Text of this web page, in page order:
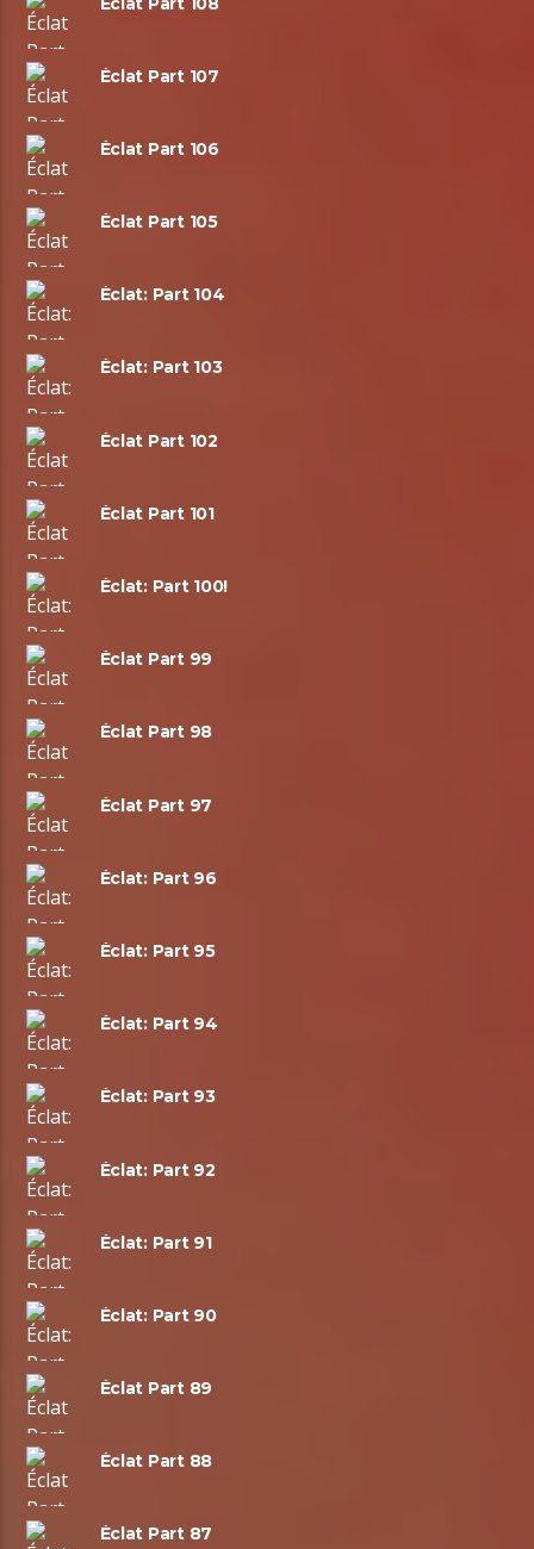
Éclat Part 107
Éclat Part 106
Éclat Part 105
Éclat: Part 104
Éclat: Part 103
Éclat Part 102
Éclat Part 101
Éclat: Part 100!
Éclat Part 99
Éclat Part 98
Éclat Part 97
Éclat: Part 96
Éclat: Part 95
Éclat: Part 94
Éclat: Part 93
Éclat: Part 92
Éclat: Part 91
Éclat: Part 90
Éclat Part 89
Éclat Part 88
Éclat Part 87